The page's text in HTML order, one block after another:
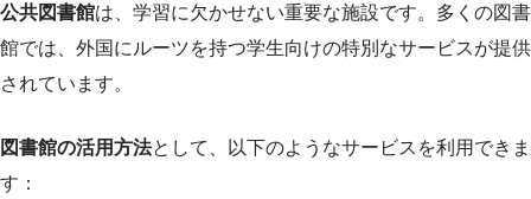
公共図書館は、学習に欠かせない重要な施設です。多くの図書
館では、外国にルーツを持つ学生向けの特別なサービスが提供
されています。
図書館の活用方法として、以下のようなサービスを利用できま
す：